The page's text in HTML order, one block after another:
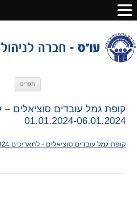
תפריט
קופת גמל עובדים סוציאלים –
01.01.2024-06.01.2024
קופת גמל עובדים סוציאלים - לתאריכים 01.01.2024-06.01.2024